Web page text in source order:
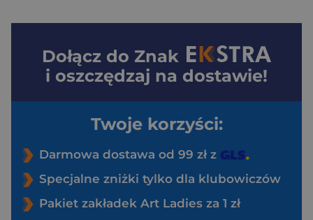
Dołącz do Znak
i oszczędzaj na dostawie!
Twoje korzyści:
Darmowa dostawa od 99 zł z
Specjalne zniżki tylko dla klubowiczów
Pakiet zakładek Art Ladies za 1 zł